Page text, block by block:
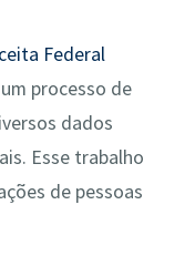
Federal
processo de
dados
Esse trabalho
de pessoas